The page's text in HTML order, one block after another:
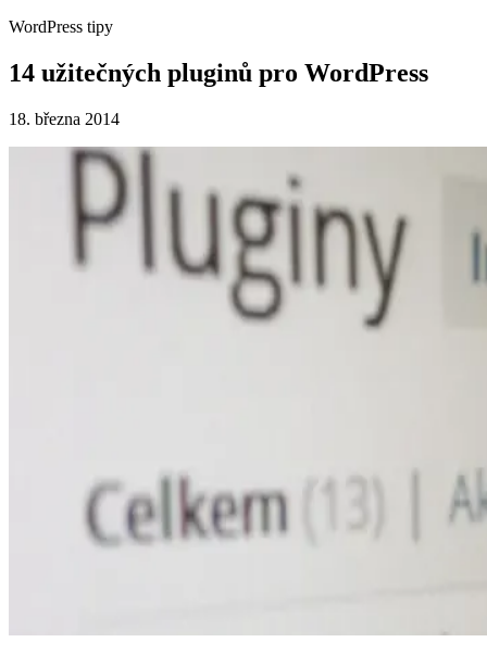
WordPress tipy
14 užitečných pluginů pro WordPress
18. března 2014